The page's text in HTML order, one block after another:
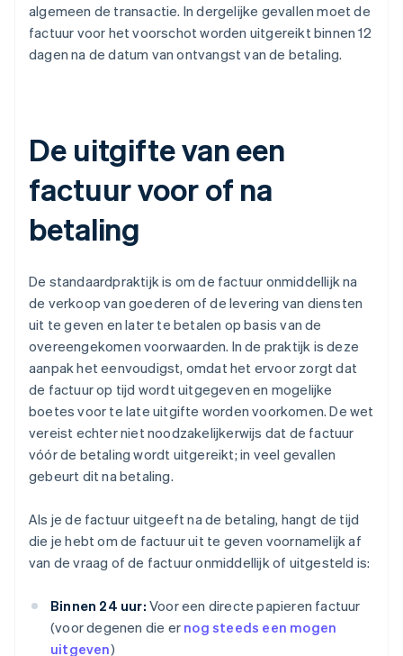
algemeen de transactie. In dergelijke gevallen moet de
factuur voor het voorschot worden uitgereikt binnen 12
dagen na de datum van ontvangst van de betaling.
De uitgifte van een
factuur voor of na
betaling
De standaardpraktijk is om de factuur onmiddellijk na
de verkoop van goederen of de levering van diensten
uit te geven en later te betalen op basis van de
overeengekomen voorwaarden. In de praktijk is deze
aanpak het eenvoudigst, omdat het ervoor zorgt dat
de factuur op tijd wordt uitgegeven en mogelijke
boetes voor te late uitgifte worden voorkomen. De wet
vereist echter niet noodzakelijkerwijs dat de factuur
vóór de betaling wordt uitgereikt; in veel gevallen
gebeurt dit na betaling.
Als je de factuur uitgeeft na de betaling, hangt de tijd
die je hebt om de factuur uit te geven voornamelijk af
van de vraag of de factuur onmiddellijk of uitgesteld is:
Binnen 24 uur: Voor een directe papieren factuur
(voor degenen die er nog steeds een mogen
uitgeven)